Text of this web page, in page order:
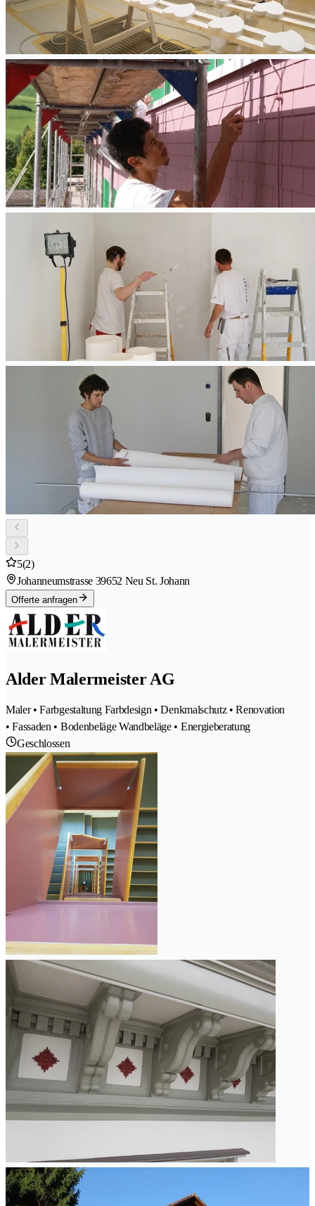
5(2)
Johanneumstrasse 39652 Neu St. Johann
Offerte anfragen
Alder Malermeister AG
Maler • Farbgestaltung Farbdesign • Denkmalschutz • Renovation
• Fassaden • Bodenbeläge Wandbeläge • Energieberatung
Geschlossen